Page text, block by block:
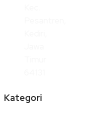
Kategori